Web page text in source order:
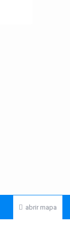
abrir mapa